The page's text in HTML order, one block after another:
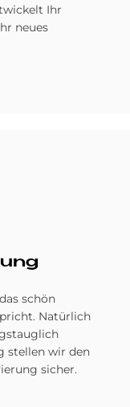
Ihr
neues
schön
Natürlich
stellen wir den
sicher.